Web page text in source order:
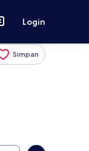
Login
Simpan